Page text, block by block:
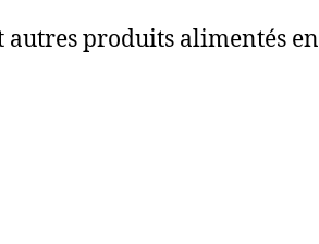
produits alimentés